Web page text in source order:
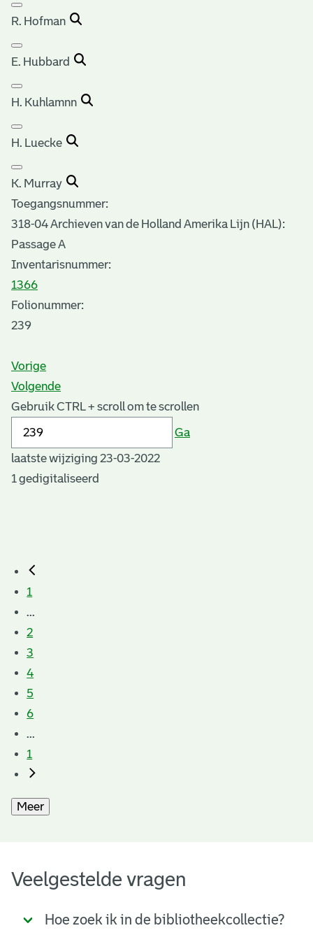
R. Hofman
E. Hubbard
H. Kuhlamnn
H. Luecke
K. Murray
Toegangsnummer:
318-04 Archieven van de Holland Amerika Lijn (HAL):
Passage A
Inventarisnummer:
1366
Folionummer:
239
Vorige
Volgende
Gebruik CTRL + scroll om te scrollen
Ga
laatste wijziging 23-03-2022
1 gedigitaliseerd
1
...
2
3
4
5
6
...
1
Meer
Veelgestelde vragen
Hoe zoek ik in de bibliotheekcollectie?